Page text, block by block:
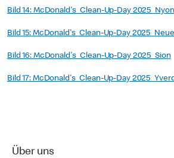
Bild 14: McDonald's_Clean-Up-Day 2025_Nyon
Bild 15: McDonald's_Clean-Up-Day
Bild 16: McDonald's_Clean-Up-Day 2025_Sion
Bild 17: McDonald's_Clean-Up-Day
Über uns